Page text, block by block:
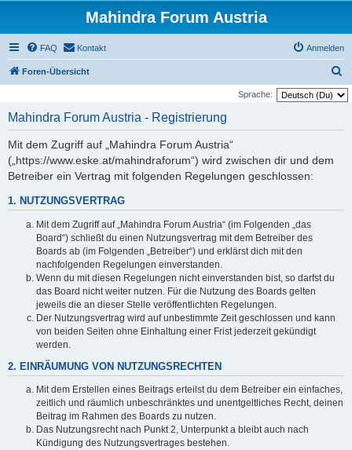
Mahindra Forum Austria
FAQ Kontakt Anmelden
Foren-Übersicht
u
Sprache:
Mahindra Forum Austria - Registrierung
Mit dem Zugriff auf „Mahindra Forum Austria“
(„https://www.eske.at/mahindraforum“) wird zwischen dir und dem
Betreiber ein Vertrag mit folgenden Regelungen geschlossen:
1. NUTZUNGSVERTRAG
Mit dem Zugriff auf „Mahindra Forum Austria“ (im Folgenden „das
Board“) schließt du einen Nutzungsvertrag mit dem Betreiber des
Boards ab (im Folgenden „Betreiber“) und erklärst dich mit den
nachfolgenden Regelungen einverstanden.
Wenn du mit diesen Regelungen nicht einverstanden bist, so darfst du
das Board nicht weiter nutzen. Für die Nutzung des Boards gelten
jeweils die an dieser Stelle veröffentlichten Regelungen.
Der Nutzungsvertrag wird auf unbestimmte Zeit geschlossen und kann
von beiden Seiten ohne Einhaltung einer Frist jederzeit gekündigt
werden.
2. EINRÄUMUNG VON NUTZUNGSRECHTEN
Mit dem Erstellen eines Beitrags erteilst du dem Betreiber ein einfaches,
zeitlich und räumlich unbeschränktes und unentgeltliches Recht, deinen
Beitrag im Rahmen des Boards zu nutzen.
Das Nutzungsrecht nach Punkt 2, Unterpunkt a bleibt auch nach
Kündigung des Nutzungsvertrages bestehen.